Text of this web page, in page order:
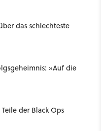
das schlechteste
»Auf die
der Black Ops